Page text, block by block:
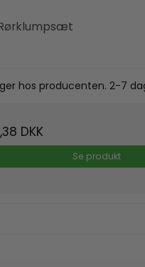
hos producenten. 2-7
DKK
Se produkt